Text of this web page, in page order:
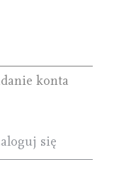
konta
się